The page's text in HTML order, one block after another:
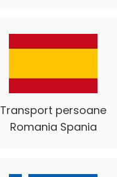
Transport persoane
Romania Spania